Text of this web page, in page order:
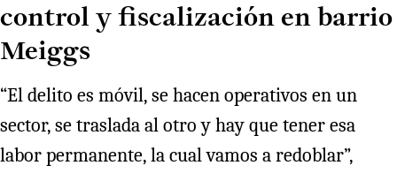
control y fiscalización en barrio
Meiggs
“El delito es móvil, se hacen operativos en un
sector, se traslada al otro y hay que tener esa
labor permanente, la cual vamos a redoblar”,